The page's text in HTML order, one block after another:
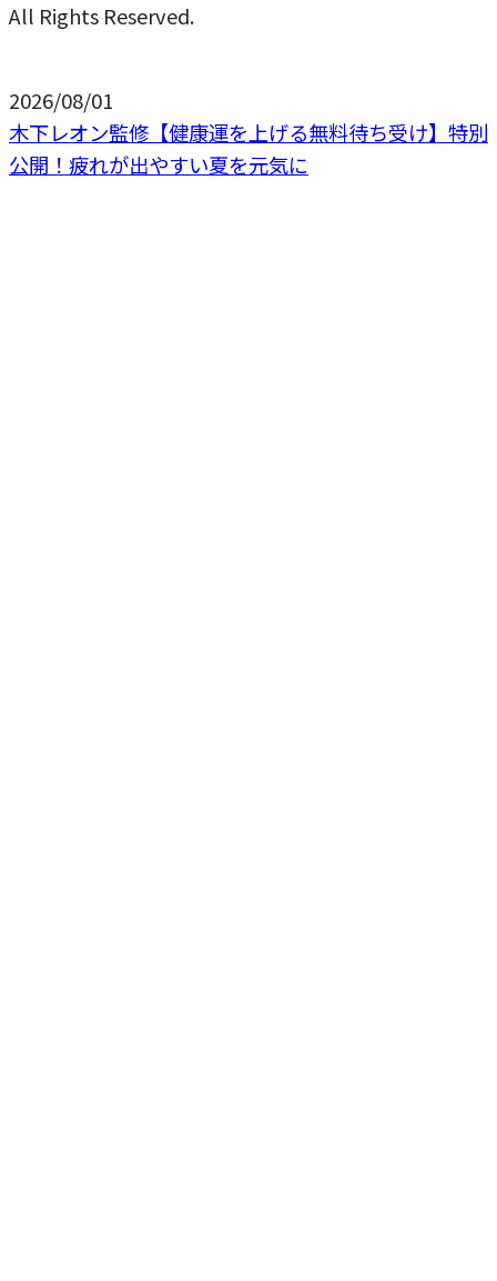
All Rights Reserved.
2026/08/01
木下レオン監修【健康運を上げる無料待ち受け】特別
公開！疲れが出やすい夏を元気に